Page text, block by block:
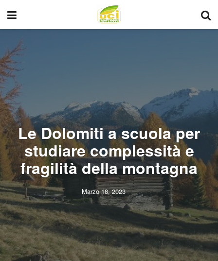
Le Dolomiti a scuola per
studiare complessità e
fragilità della montagna
Marzo 18, 2023